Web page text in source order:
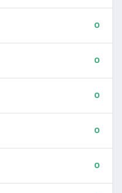
0
0
0
0
0